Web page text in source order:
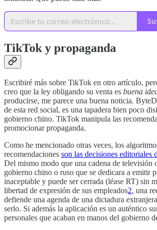
TikTok y propaganda
Escribiré más sobre TikTok en otro artículo,
creo que la ley obligando su venta es buena
producirse, me parece una buena noticia.
de esta red social, es una tapadera bien poco
gobierno chino. TikTok manipula las
promocionar propaganda.
Como he mencionado otras veces, los
recomendaciones son las decisiones editoriales
Del mismo modo que una cadena de televisión
gobierno chino o ruso que se dedicara a emitir
inaceptable y puede ser cerrada (léase RT) sin
libertad de expresión de sus empleados2, una
defiende una agenda de una dictadura
serlo. Si además la aplicación es un auténtico
personales que acaban en manos del gobierno